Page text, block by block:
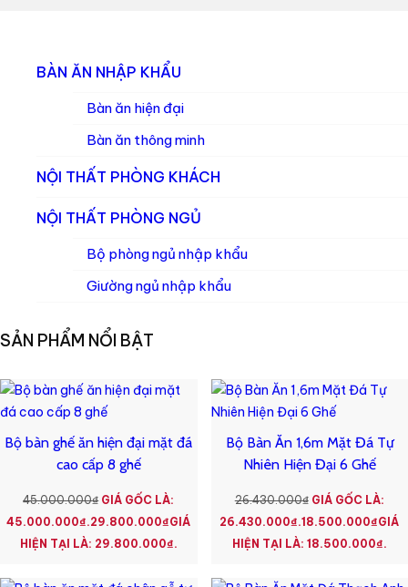
BÀN ĂN NHẬP KHẨU
Bàn ăn hiện đại
Bàn ăn thông minh
NỘI THẤT PHÒNG KHÁCH
NỘI THẤT PHÒNG NGỦ
Bộ phòng ngủ nhập khẩu
Giường ngủ nhập khẩu
SẢN PHẨM NỔI BẬT
Bộ bàn ghế ăn hiện đại mặt đá
cao cấp 8 ghế
45.000.000₫ GIÁ GỐC LÀ:
45.000.000₫.29.800.000₫GIÁ
HIỆN TẠI LÀ: 29.800.000₫.
Bộ Bàn Ăn 1,6m Mặt Đá Tự
Nhiên Hiện Đại 6 Ghế
26.430.000₫ GIÁ GỐC LÀ:
26.430.000₫.18.500.000₫GIÁ
HIỆN TẠI LÀ: 18.500.000₫.